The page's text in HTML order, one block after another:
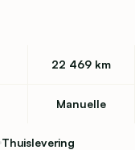
22 469 km
Manuelle
Thuislevering